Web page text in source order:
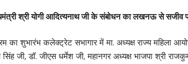
श्री योगी आदित्यनाथ जी के संबोधन का लखनऊ से सजीव
का शुभारंभ कलेक्ट्रेट सभागार में मा. अध्यक्ष राज्य महिला
सिंह जी, डॉ. जीएस धर्मेश जी, महानगर अध्यक्ष भाजपा श्री